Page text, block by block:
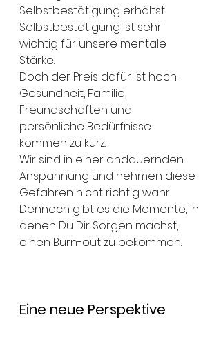
Selbstbestätigung erhältst.
Selbstbestätigung ist sehr
wichtig für unsere mentale
Stärke.
Doch der Preis dafür ist hoch:
Gesundheit, Familie,
Freundschaften und
persönliche Bedürfnisse
kommen zu kurz.
Wir sind in einer andauernden
Anspannung und nehmen diese
Gefahren nicht richtig wahr.
Dennoch gibt es die Momente, in
denen Du Dir Sorgen machst,
einen Burn-out zu bekommen.
Eine neue Perspektive